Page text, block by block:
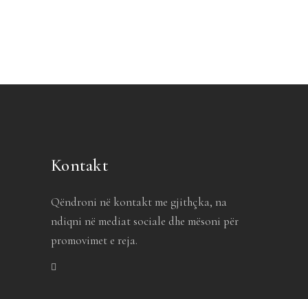
Kontakt
Qëndroni në kontakt me gjithçka, na
ndiqni në mediat sociale dhe mësoni për
promovimet e reja.